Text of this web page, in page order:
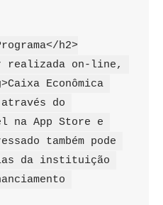
h2>
realizada on-line,
Econômica
do
na App Store e
também pode
da instituição